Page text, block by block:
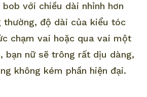
với chiều dài nhỉnh hơn
thường, độ dài của kiểu tóc
chạm vai hoặc qua vai một
bạn nữ sẽ trông rất dịu dàng,
không kém phần hiện đại.